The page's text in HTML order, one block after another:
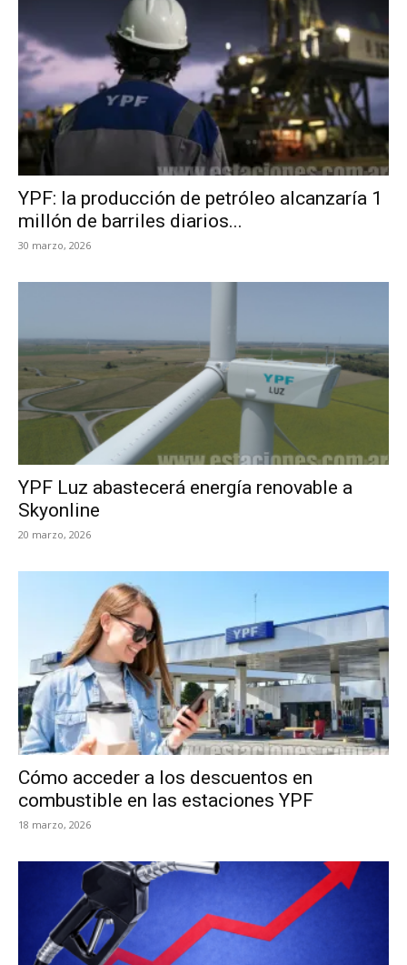
YPF: la producción de petróleo alcanzaría 1
millón de barriles diarios...
30 marzo, 2026
YPF Luz abastecerá energía renovable a
Skyonline
20 marzo, 2026
Cómo acceder a los descuentos en
combustible en las estaciones YPF
18 marzo, 2026